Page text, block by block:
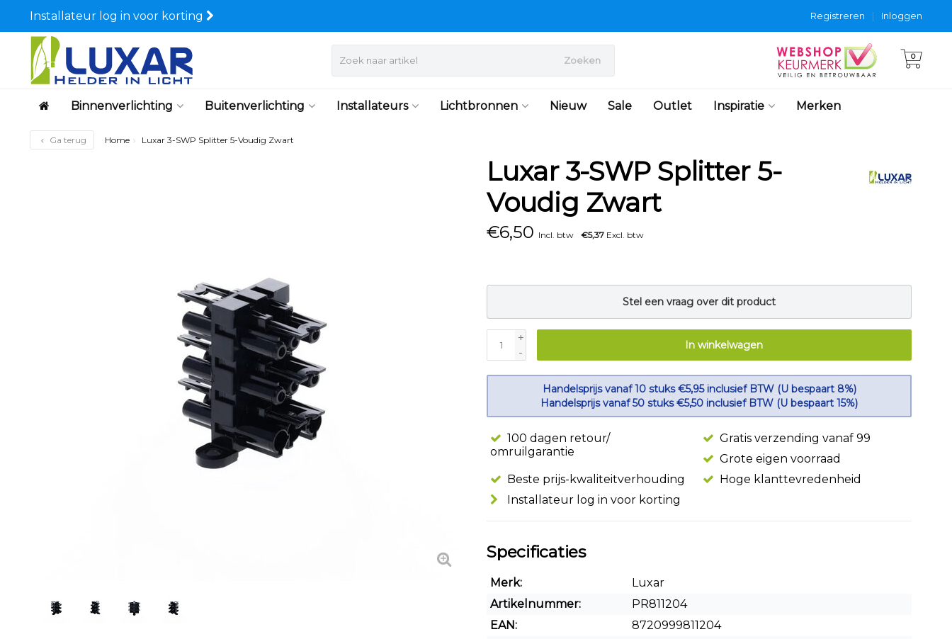
Installateur log in voor korting Inloggen
|
Registreren
Zoeken 0
Binnenverlichting Buitenverlichting Installateurs Lichtbronnen Nieuw Sale Outlet Inspiratie Merken
Ga terug Home Luxar 3-SWP Splitter 5-Voudig Zwart
Luxar 3-SWP Splitter 5-
Voudig Zwart
€6,50 Incl. btw €5,37 Excl. btw
Stel een vraag over dit product
+
-
In winkelwagen
Handelsprijs vanaf 10 stuks €5,95 inclusief BTW (U bespaart 8%)
Handelsprijs vanaf 50 stuks €5,50 inclusief BTW (U bespaart 15%)
100 dagen retour/
omruilgarantie
Gratis verzending vanaf 99
Grote eigen voorraad
Beste prijs-kwaliteitverhouding
Hoge klanttevredenheid
Installateur log in voor korting
Specificaties
Merk:
Luxar
Artikelnummer:
PR811204
EAN:
8720999811204